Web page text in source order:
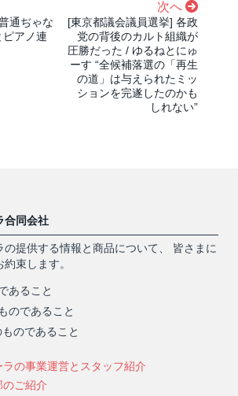
通ぢゃな
ピアノ連
次へ
[東京都議会議員選挙] 各政
党の背後のカルト組織が
圧勝だった / ゆるねとにゅ
ーす “全候補落選の「再生
の道」は与えられたミッ
ションを完遂したのかも
しれない”
合同会社
の提供する情報と商品について、 皆さまに
束します。
あること
のであること
ものであること
の事業運営とスタッフ紹介
ご紹介